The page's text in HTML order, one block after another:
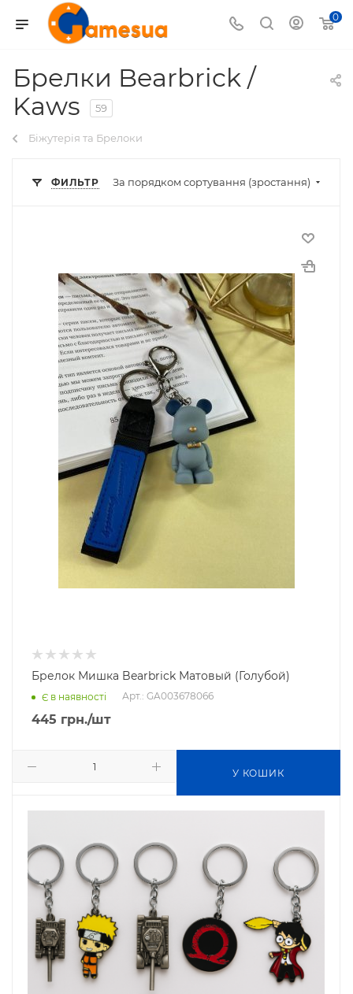
0
Брелки Bearbrick /
Kaws
59
Біжутерія та Брелоки
ФИЛЬТР За порядком сортування (зростання)
Брелок Мишка Bearbrick Матовый (Голубой)
Є в наявності Арт.: GA003678066
445 грн./шт
У КОШИК